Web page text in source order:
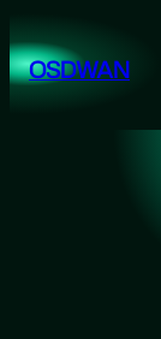
至
内OSDWAN